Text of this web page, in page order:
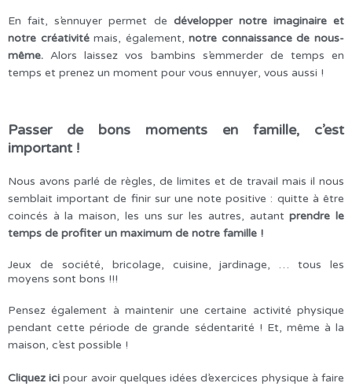
En fait, s’ennuyer permet de développer notre imaginaire et
notre créativitémais, également,notre connaissance de nous-
même. Alors laissez vos bambins s’emmerder de temps en
temps et prenez un moment pour vous ennuyer, vous aussi !
Passer de bons moments en famille, c’est
important !
Nous avons parlé de règles, de limites et de travail mais il nous
semblait important de finir sur une note positive : quitte à être
coincés à la maison, les uns sur les autres, autantprendre le
temps de profiter un maximum de notre famille !
Jeux de société, bricolage, cuisine, jardinage, … tous les
moyens sont bons !!!
Pensez également à maintenir une certaine activité physique
pendant cette période de grande sédentarité ! Et, même à la
maison, c’est possible !
Cliquez ici pour avoir quelques idées d’exercices physique à faire